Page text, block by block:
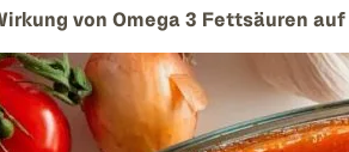
von Omega 3 Fettsäuren